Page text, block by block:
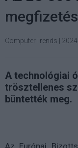
ComputerTrends |
A technológiai
trösztellenes
büntették meg.
Az Európai